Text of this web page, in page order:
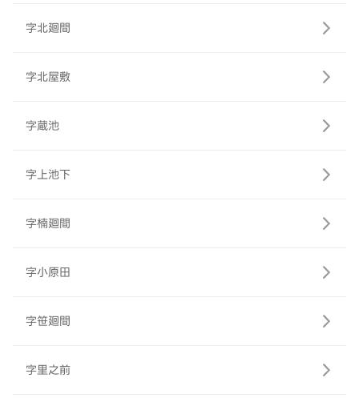
字北廻間
字北屋敷
字蔵池
字上池下
字楠廻間
字小原田
字笹廻間
字里之前